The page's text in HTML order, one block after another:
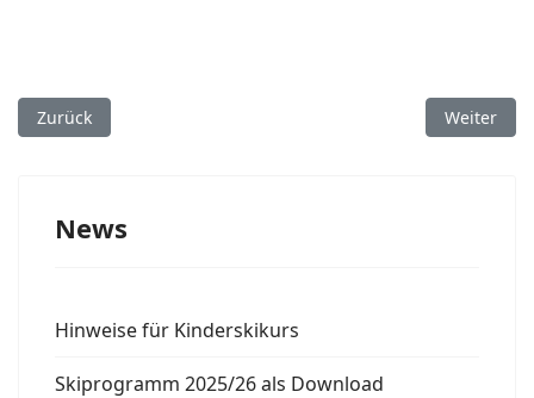
Vorheriger Beitrag: Aus der Chronik: Zwei- und
Zurück Nächster
Weiter
News
Hinweise für Kinderskikurs
Skiprogramm 2025/26 als Download